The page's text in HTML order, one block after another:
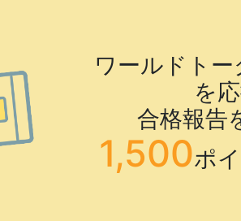
ワールドト
を
合格報告
1,500ポ